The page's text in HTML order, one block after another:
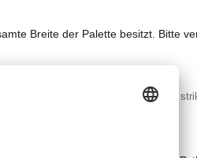
Breite der Palette besitzt. Bitte
und alles was aus ihnen resultiert